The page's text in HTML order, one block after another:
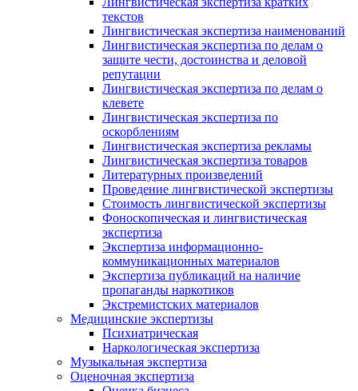
текстов
Лингвистическая экспертиза наименований
Лингвистическая экспертиза по делам о
защите чести, достоинства и деловой
репутации
Лингвистическая экспертиза по делам о
клевете
Лингвистическая экспертиза по
оскорблениям
Лингвистическая экспертиза рекламы
Лингвистическая экспертиза товаров
Литературных произведений
Проведение лингвистической экспертизы
Стоимость лингвистической экспертизы
Фоноскопическая и лингвистическая
экспертиза
Экспертиза информационно-
коммуникационных материалов
Экспертиза публикаций на наличие
пропаганды наркотиков
Экстремистских материалов
Медицинские экспертизы
Психиатрическая
Наркологическая экспертиза
Музыкальная экспертиза
Оценочная экспертиза